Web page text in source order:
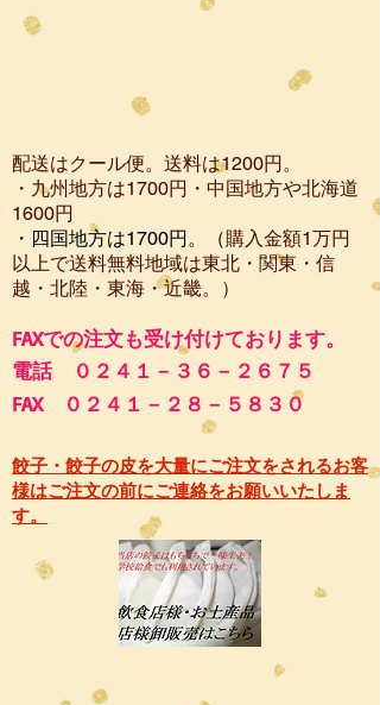
配送はクール便。送料は1200円。
・​九州地方は1700円 ・中国地方や北海道
1600円
・四国地方は1700円。（購入金額1万円
以上で送料無料地域は東北・関東・信
越・北陸・東海・近畿。）
FAXでの注文も受け付けております。
電話 ０２４１－３６－２６７５
FAX ０２４１－２８－５８３０
餃子・餃子の皮を大量にご注文をされるお客
様はご注文の前にご連絡をお願いいたしま
す。​